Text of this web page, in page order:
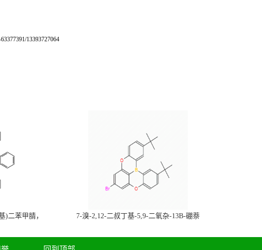
13393727064
)二苯甲腈，
7-溴-2,12-二叔丁基-5,9-二氧杂-13B-硼萘